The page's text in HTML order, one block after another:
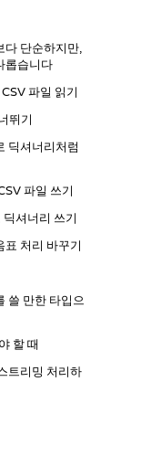
다 단순하지만,
롭습니다
파일 읽기
뛰기
딕셔너리처럼
파일 쓰기
셔너리 쓰기
표 처리 바꾸기
쓸 만한 타입으
할 때
트리밍 처리하